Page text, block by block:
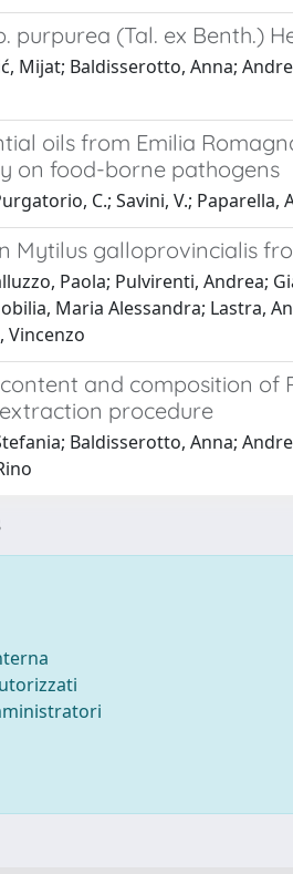
purpurea (Tal. ex Benth.)
Mijat; Baldisserotto, Anna;
oils from Emilia
on food-borne pathogens
C.; Savini, V.; Paparella,
Mytilus galloprovincialis
Paola; Pulvirenti, Andrea;
Maria Alessandra; Lastra,
Vincenzo
and composition of
procedure
Baldisserotto, Anna;